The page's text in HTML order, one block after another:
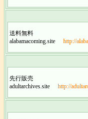
送料無料
alabamacoming.site
http://
先行販売
adultarchives.site
http://